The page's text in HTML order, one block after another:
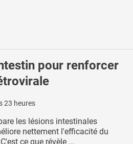
pour renforcer
23 heures
les lésions intestinales
nettement l'efficacité du
ce que révèle ...